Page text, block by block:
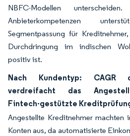
NBFC-Modellen
Anbieterkompetenzen
Segmentpassung für
Durchdringung im indischen
positiv ist.
Nach Kundentyp: CAGR
verdreifacht das
Fintech-gestützte
Angestellte Kreditnehmer machten
Konten aus, da automatisierte